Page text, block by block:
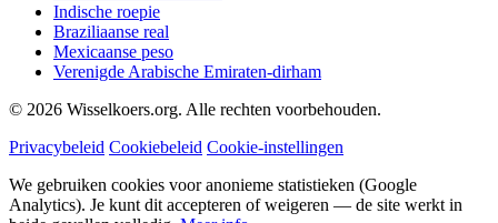
Indische roepie
Braziliaanse real
Mexicaanse peso
Verenigde Arabische Emiraten-dirham
© 2026 Wisselkoers.org. Alle rechten voorbehouden.
Privacybeleid Cookiebeleid Cookie-instellingen
We gebruiken cookies voor anonieme statistieken (Google
Analytics). Je kunt dit accepteren of weigeren — de site werkt in